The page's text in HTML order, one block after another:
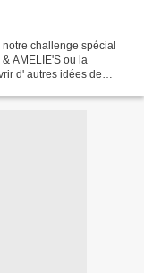
challenge spécial
AMELIE'S ou la
d' autres idées de